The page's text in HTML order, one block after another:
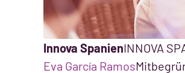
Innova SpanienINNOVA
Eva García Ramos